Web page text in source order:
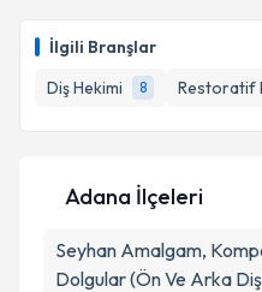
İlgili Branşlar
Diş Hekimi
8 Restoratif
takvim
E-posta Adresiniz
Metni'ni okudum
kapsamda
Adana İlçeleri
Seyhan Amalgam,
Dolgular (Ön Ve Arka